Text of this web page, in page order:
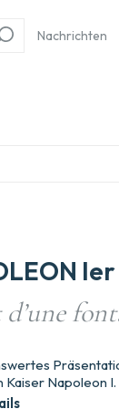
Nachrichten
Napoleon I.